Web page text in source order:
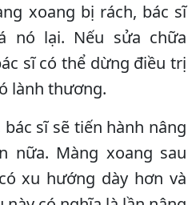
xoang bị rách, bác sĩ
nó lại. Nếu sửa chữa
sĩ có thể dừng điều trị
lành thương.
sĩ sẽ tiến hành nâng
nữa. Màng xoang sau
xu hướng dày hơn và